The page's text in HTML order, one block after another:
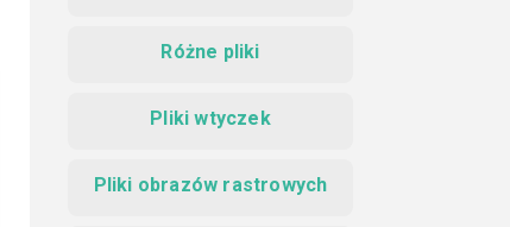
Różne pliki
Pliki wtyczek
Pliki obrazów rastrowych